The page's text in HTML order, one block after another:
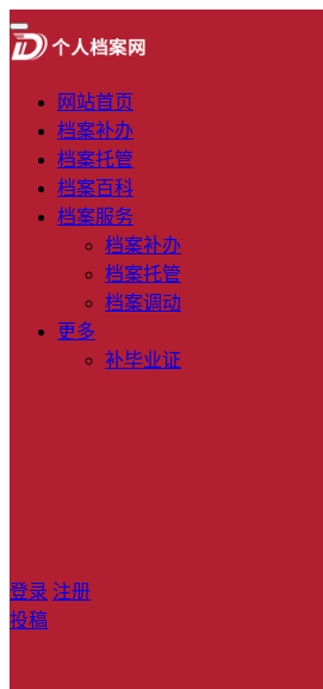
网站首页
档案补办
档案托管
档案百科
档案服务
档案补办
档案托管
档案调动
更多
补毕业证
登录 注册
投稿